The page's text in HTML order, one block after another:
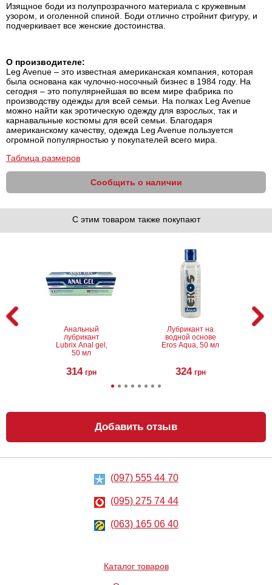
Изящное боди из полупрозрачного материала с кружевным
узором, и оголенной спиной. Боди отлично стройнит фигуру, и
подчеркивает все женские достоинства.
О производителе:
Leg Avenue – это известная американская компания, которая
была основана как чулочно-носочный бизнес в 1984 году. На
сегодня – это популярнейшая во всем мире фабрика по
производству одежды для всей семьи. На полках Leg Avenue
можно найти как эротическую одежду для взрослых, так и
карнавальные костюмы для всей семьи. Благодаря
американскому качеству, одежда Leg Avenue пользуется
огромной популярностью у покупателей всего мира.
Таблица размеров
Сообщить о наличии
С этим товаром также покупают
Анальный
лубрикант
Lubrix Anal gel,
50 мл
314 грн
Лубрикант на
водной основе
Eros Aqua, 50 мл
324 грн
Анальный
лубрикант на
водной основе
Just Glide Anal,
грн
Металлическая
пробка Slash, S
668
Добавить отзыв
(097) 555 44 70
(095) 275 74 44
(063) 165 06 40
Каталог товаров